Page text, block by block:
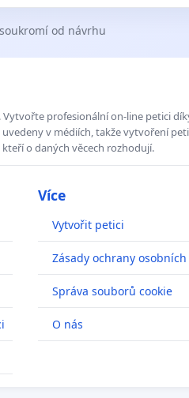
od návrhu
profesionální on-line petici
v médiích, takže vytvoření
o daných věcech rozhodují.
Více
Vytvořit petici
Zásady ochrany
Správa souborů cookie
O nás